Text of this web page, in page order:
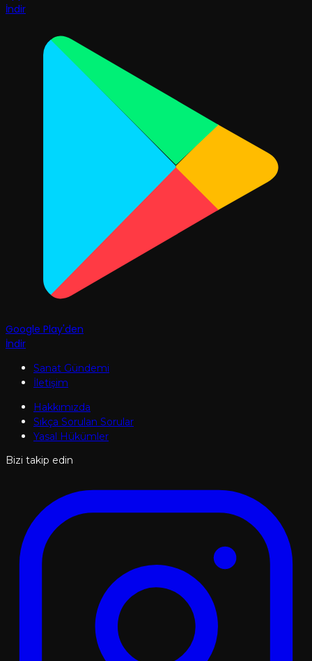
İndir
Google Play'den
İndir
Sanat Gündemi
İletişim
Hakkımızda
Sıkça Sorulan Sorular
Yasal Hükümler
Bizi takip edin